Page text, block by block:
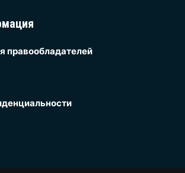
правообладателей